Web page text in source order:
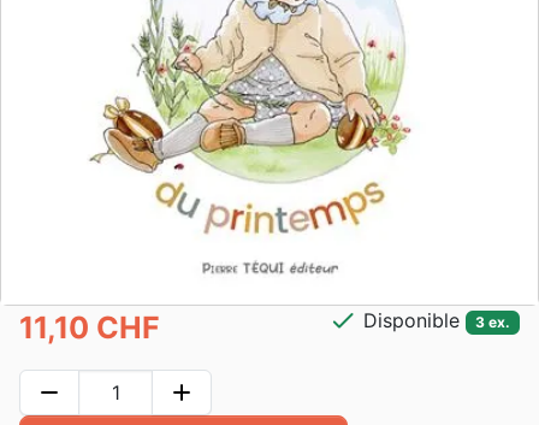
11,10 CHF check Disponible 3 ex.
remove add